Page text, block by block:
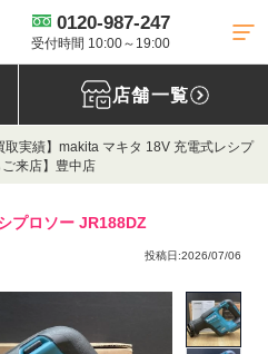
0120-987-247
受付時間 10:00～19:00
店舗一覧
取実績】makita マキタ 18V 充電式レシプ
来店】豊中店
プロソー JR188DZ
投稿日:2026/07/06